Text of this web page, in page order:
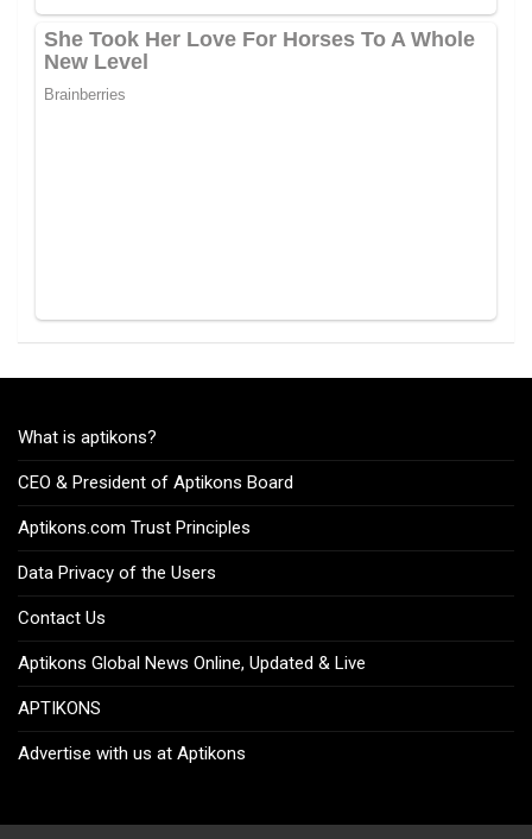
What is aptikons?
CEO & President of Aptikons Board
Aptikons.com Trust Principles
Data Privacy of the Users
Contact Us
Aptikons Global News Online, Updated & Live
APTIKONS
Advertise with us at Aptikons